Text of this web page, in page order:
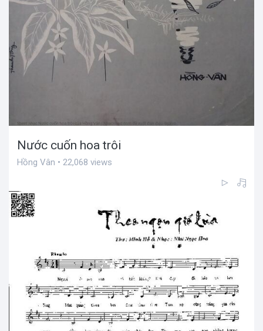
Nước cuốn hoa trôi
Hồng Vân • 22,068 views